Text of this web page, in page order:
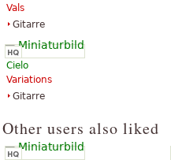
Vals
Gitarre
Cielo
Variations
Gitarre
Other users also liked